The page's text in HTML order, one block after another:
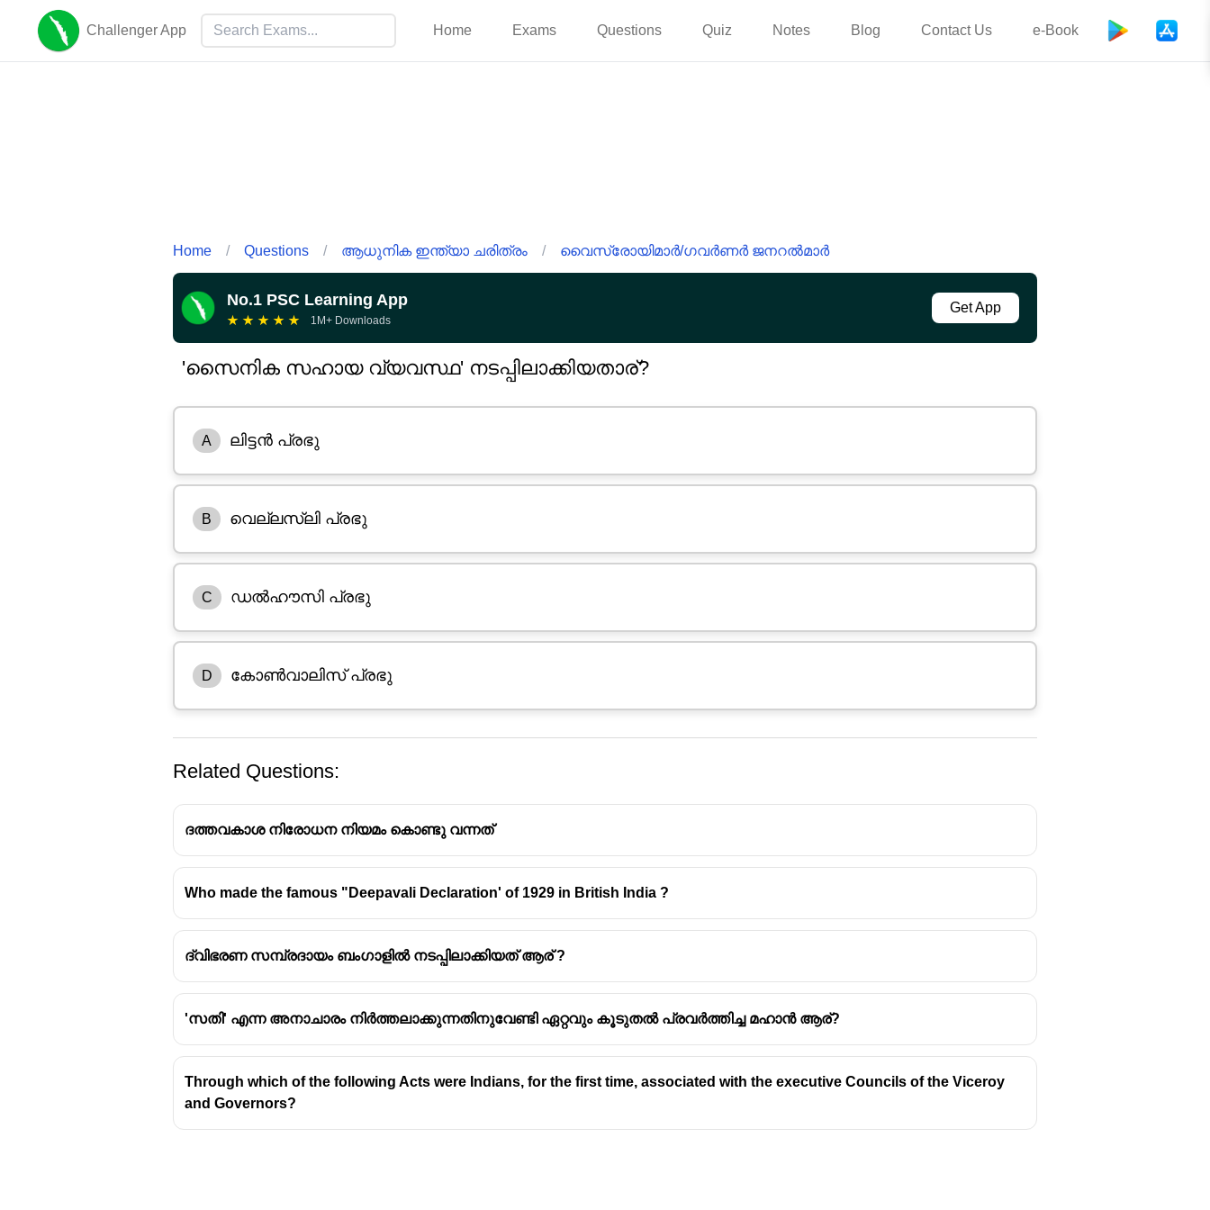
Challenger App Home Exams Questions Quiz Notes Blog Contact Us e-Book
Home / Questions / ആധുനിക ഇന്ത്യാ ചരിത്രം / വൈസ്രോയിമാർ/ഗവർണർ ജനറൽമാർ
No.1 PSC Learning App
★ ★ ★ ★ ★ 1M+ Downloads
Get App
'സൈനിക സഹായ വ്യവസ്ഥ' നടപ്പിലാക്കിയതാര്?
A ലിട്ടൻ പ്രഭു
B വെല്ലസ്ലി പ്രഭു
C ഡൽഹൗസി പ്രഭു
D കോൺവാലിസ് പ്രഭു
വെല്ലസ്ലി പ്രഭുവും സൈനിക സഹായ വ്യവസ്ഥയും
വെല്ലസ്ലി പ്രഭു
(Lord Wellesley) 1798 മുതൽ 1805 വരെ ബ്രിട്ടീഷ് ഇന്ത്യയുടെ ഗവർണർ ജനറലായിരുന്നു.
ബ്രിട്ടീഷ് ഇന്ത്യയുടെ അതിർത്തികൾ വികസിപ്പിക്കുന്നതിനും ബ്രിട്ടീഷ് മേൽക്കോയ്മ സ്ഥാപിക്കുന്നതിനും വേണ്ടി
അദ്ദേഹം നടപ്പിലാക്കിയ പ്രധാന നയങ്ങളിലൊന്നാണ്സൈനിക സഹായ വ്യവസ്ഥ (Subsidiary Alliance).
ഈ വ്യവസ്ഥയിൽ ഒപ്പുവെക്കുന്ന ഇന്ത്യൻ നാട്ടുരാജ്യങ്ങൾ സ്വന്തമായി ഒരു സൈന്യത്തെ നിലനിർത്താൻ
പാടില്ലായിരുന്നു.
Related Questions:
ദത്തവകാശ നിരോധന നിയമം കൊണ്ടു വന്നത്
Who made the famous "Deepavali Declaration' of 1929 in British India ?
ദ്വിഭരണ സമ്പ്രദായം ബംഗാളിൽ നടപ്പിലാക്കിയത് ആര് ?
'സതി' എന്ന അനാചാരം നിർത്തലാക്കുന്നതിനുവേണ്ടി ഏറ്റവും കൂടുതൽ പ്രവർത്തിച്ച മഹാൻ ആര്?
Through which of the following Acts were Indians, for the first time, associated with the executive Councils of the Viceroy
and Governors?